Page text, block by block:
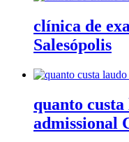
clínica de
Salesópolis
quanto custa
admissional